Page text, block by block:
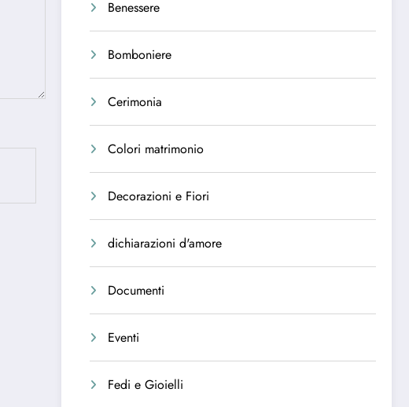
Benessere
Bomboniere
Cerimonia
Colori matrimonio
Decorazioni e Fiori
dichiarazioni d'amore
Documenti
Eventi
Fedi e Gioielli